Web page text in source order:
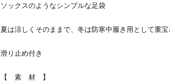
ソックスのようなシンプルな足袋
夏は涼しくそのままで、冬は防寒中履き用として重宝
滑り止め付き
【 素 材 】